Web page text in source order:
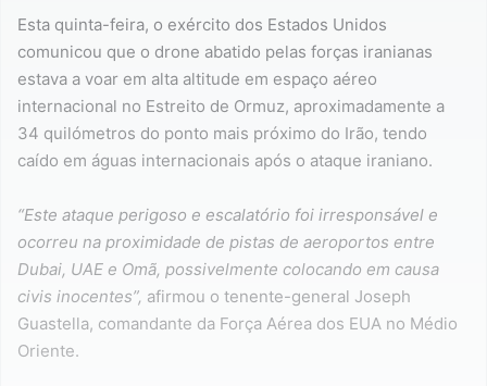
Esta quinta-feira, o exército dos Estados Unidos
comunicou que o drone abatido pelas forças iranianas
estava a voar em alta altitude em espaço aéreo
internacional no Estreito de Ormuz, aproximadamente a
34 quilómetros do ponto mais próximo do Irão, tendo
caído em águas internacionais após o ataque iraniano.
“Este ataque perigoso e escalatório foi irresponsável e
ocorreu na proximidade de pistas de aeroportos entre
Dubai, UAE e Omã, possivelmente colocando em causa
civis inocentes”, afirmou o tenente-general Joseph
Guastella, comandante da Força Aérea dos EUA no Médio
Oriente.